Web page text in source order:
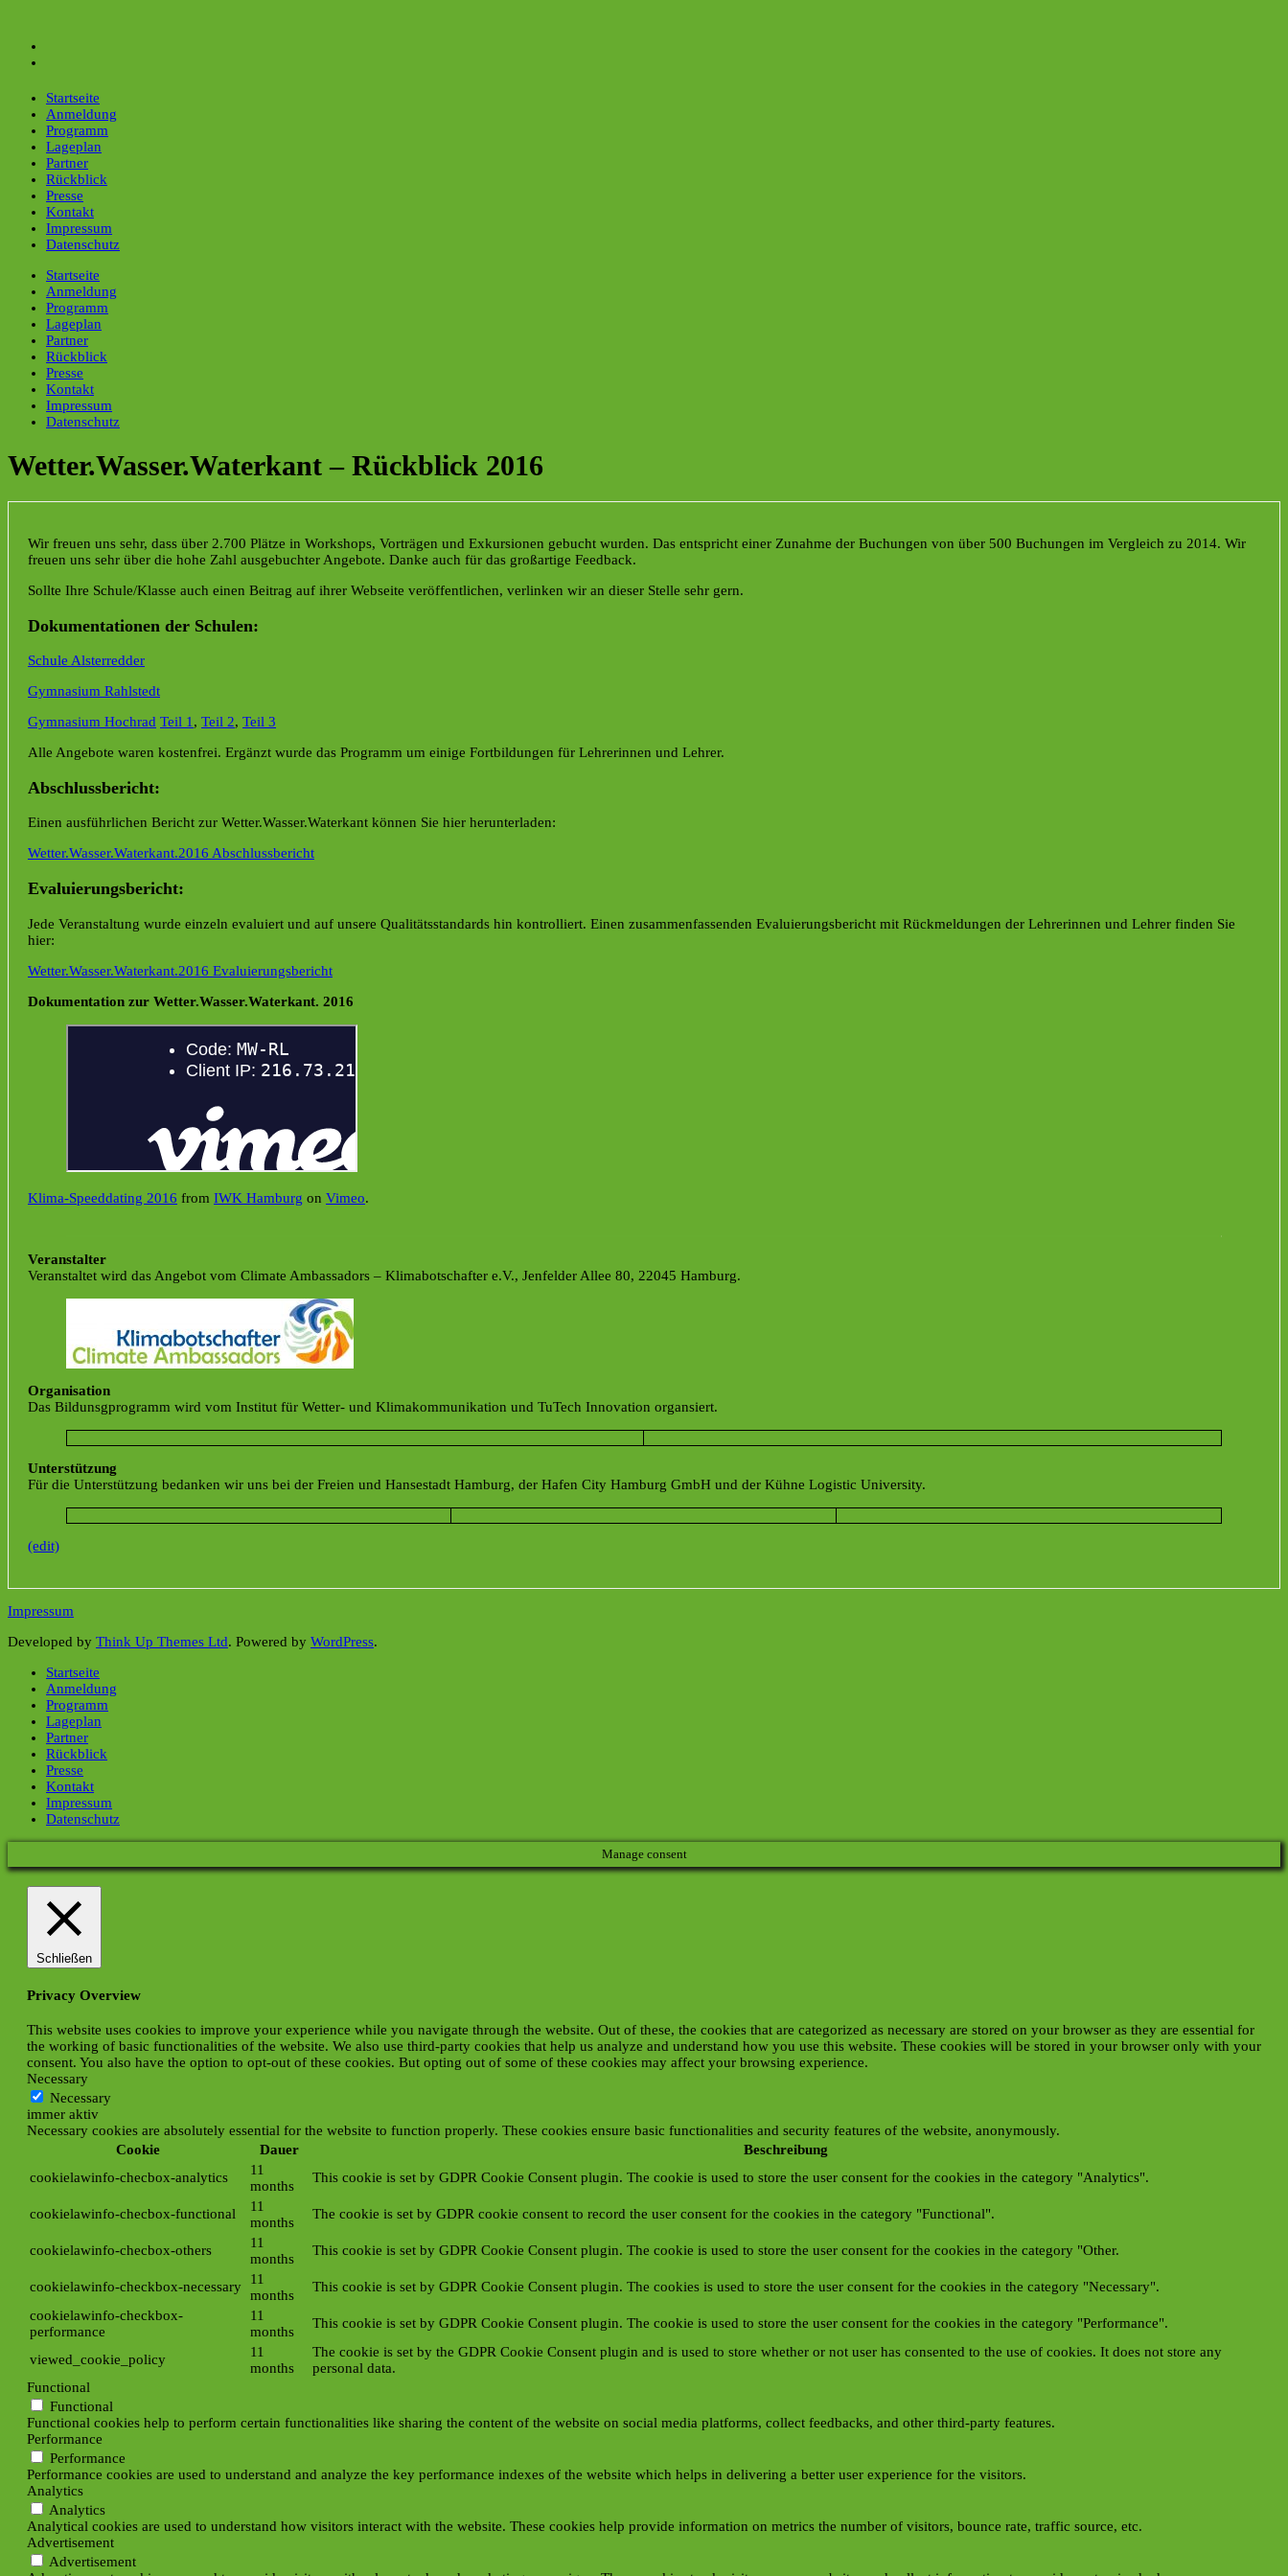
Startseite
Anmeldung
Programm
Lageplan
Partner
Rückblick
Presse
Kontakt
Impressum
Datenschutz
Startseite
Anmeldung
Programm
Lageplan
Partner
Rückblick
Presse
Kontakt
Impressum
Datenschutz
Wetter.Wasser.Waterkant – Rückblick 2016
Wir freuen uns sehr, dass über 2.700 Plätze in Workshops, Vorträgen und Exkursionen gebucht wurden. Das entspricht einer Zunahme der Buchungen von über 500 Buchungen im Vergleich zu 2014. Wir
freuen uns sehr über die hohe Zahl ausgebuchter Angebote. Danke auch für das großartige Feedback.
Sollte Ihre Schule/Klasse auch einen Beitrag auf ihrer Webseite veröffentlichen, verlinken wir an dieser Stelle sehr gern.
Dokumentationen der Schulen:
Schule Alsterredder
Gymnasium Rahlstedt
Gymnasium Hochrad Teil 1, Teil 2, Teil 3
Alle Angebote waren kostenfrei. Ergänzt wurde das Programm um einige Fortbildungen für Lehrerinnen und Lehrer.
Abschlussbericht:
Einen ausführlichen Bericht zur Wetter.Wasser.Waterkant können Sie hier herunterladen:
Wetter.Wasser.Waterkant.2016 Abschlussbericht
Evaluierungsbericht:
Jede Veranstaltung wurde einzeln evaluiert und auf unsere Qualitätsstandards hin kontrolliert. Einen zusammenfassenden Evaluierungsbericht mit Rückmeldungen der Lehrerinnen und Lehrer finden Sie
hier:
Wetter.Wasser.Waterkant.2016 Evaluierungsbericht
Dokumentation zur Wetter.Wasser.Waterkant. 2016
Klima-Speeddating 2016 from IWK Hamburg on Vimeo.
Veranstalter
Veranstaltet wird das Angebot vom Climate Ambassadors – Klimabotschafter e.V., Jenfelder Allee 80, 22045 Hamburg.
Organisation
Das Bildunsgprogramm wird vom Institut für Wetter- und Klimakommunikation und TuTech Innovation organsiert.
Unterstützung
Für die Unterstützung bedanken wir uns bei der Freien und Hansestadt Hamburg, der Hafen City Hamburg GmbH und der Kühne Logistic University.
(edit)
Impressum
Developed by Think Up Themes Ltd. Powered by WordPress.
Startseite
Anmeldung
Programm
Lageplan
Partner
Rückblick
Presse
Kontakt
Impressum
Datenschutz
Manage consent
Schließen
Privacy Overview
This website uses cookies to improve your experience while you navigate through the website. Out of these, the cookies that are categorized as necessary are stored on your browser as they are essential for
the working of basic functionalities of the website. We also use third-party cookies that help us analyze and understand how you use this website. These cookies will be stored in your browser only with your
consent. You also have the option to opt-out of these cookies. But opting out of some of these cookies may affect your browsing experience.
Necessary
Necessary
immer aktiv
Necessary cookies are absolutely essential for the website to function properly. These cookies ensure basic functionalities and security features of the website, anonymously.
Cookie
Dauer
Beschreibung
cookielawinfo-checbox-analytics
11
months
This cookie is set by GDPR Cookie Consent plugin. The cookie is used to store the user consent for the cookies in the category "Analytics".
cookielawinfo-checbox-functional
11
months
The cookie is set by GDPR cookie consent to record the user consent for the cookies in the category "Functional".
cookielawinfo-checbox-others
11
months
This cookie is set by GDPR Cookie Consent plugin. The cookie is used to store the user consent for the cookies in the category "Other.
cookielawinfo-checkbox-necessary
11
months
This cookie is set by GDPR Cookie Consent plugin. The cookies is used to store the user consent for the cookies in the category "Necessary".
cookielawinfo-checkbox-
performance
11
months
This cookie is set by GDPR Cookie Consent plugin. The cookie is used to store the user consent for the cookies in the category "Performance".
viewed_cookie_policy
11
months
The cookie is set by the GDPR Cookie Consent plugin and is used to store whether or not user has consented to the use of cookies. It does not store any
personal data.
Functional
Functional
Functional cookies help to perform certain functionalities like sharing the content of the website on social media platforms, collect feedbacks, and other third-party features.
Performance
Performance
Performance cookies are used to understand and analyze the key performance indexes of the website which helps in delivering a better user experience for the visitors.
Analytics
Analytics
Analytical cookies are used to understand how visitors interact with the website. These cookies help provide information on metrics the number of visitors, bounce rate, traffic source, etc.
Advertisement
Advertisement